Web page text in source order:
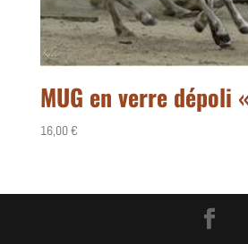
MUG en verre dépoli
16,00€